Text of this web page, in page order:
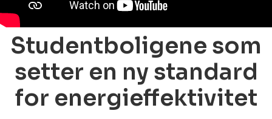
Studentboligene som
setter en ny standard
for energieffektivitet